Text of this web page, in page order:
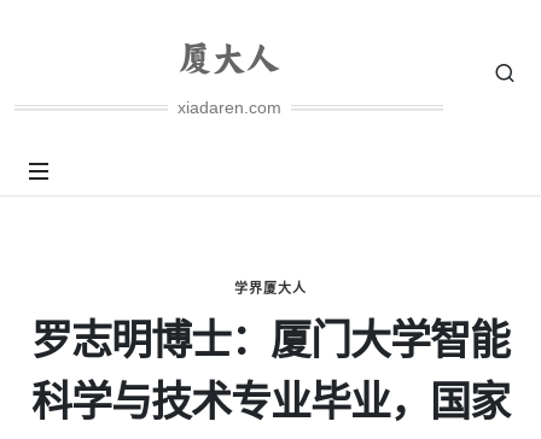
xiadaren.com
学界厦大人
罗志明博士：厦门大学智能
科学与技术专业毕业，国家